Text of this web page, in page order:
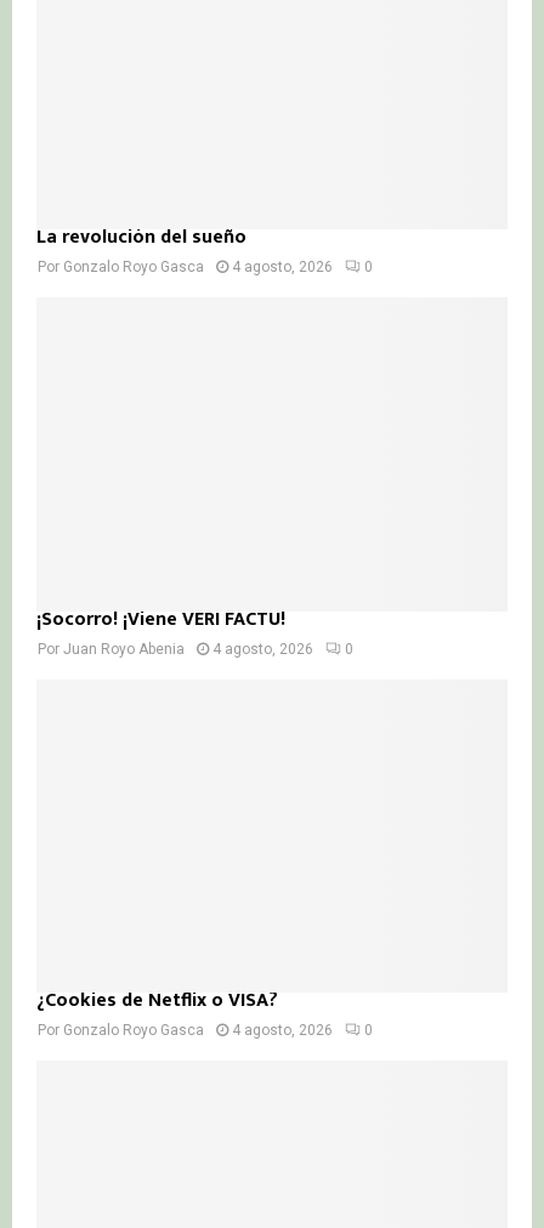
La revolución del sueño
Por Gonzalo Royo Gasca 4 agosto, 2026 0
¡Socorro! ¡Viene VERI FACTU!
Por Juan Royo Abenia 4 agosto, 2026 0
¿Cookies de Netflix o VISA?
Por Gonzalo Royo Gasca 4 agosto, 2026 0